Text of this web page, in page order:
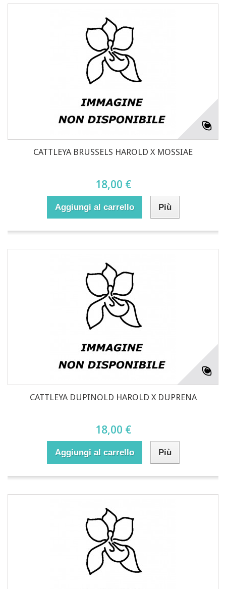
CATTLEYA BRUSSELS HAROLD X MOSSIAE
18,00 €
Aggiungi al carrello Più
CATTLEYA DUPINOLD HAROLD X DUPRENA
18,00 €
Aggiungi al carrello Più